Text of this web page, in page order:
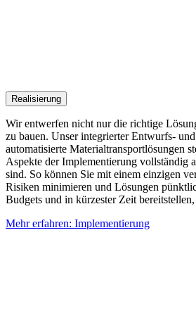
Realisierung
Wir entwerfen nicht nur die richtige
zu bauen. Unser integrierter Entwurfs-
automatisierte Materialtransportlösungen
Aspekte der Implementierung vollständig
sind. So können Sie mit einem einzigen
Risiken minimieren und Lösungen
Budgets und in kürzester Zeit
Mehr erfahren: Implementierung